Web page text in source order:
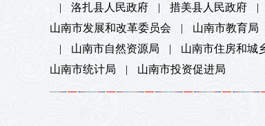
|
洛扎县人民政府 | 措美县人民政府 |
山南市发展和改革委员会
| 山南市教育局
|
山南市自然资源局 | 山南市住房和城
山南市统计局
| 山南市投资促进局